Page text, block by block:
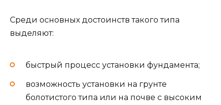
Среди основных достоинств такого типа
выделяют:
быстрый процесс установки фундамента;
возможность установки на грунте
болотистого типа или на почве с высоким